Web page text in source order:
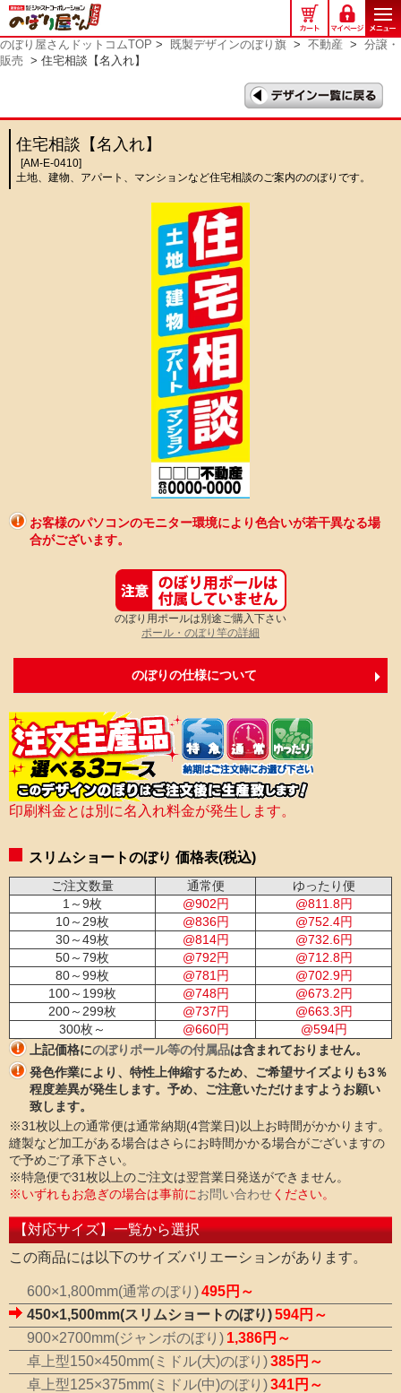
の
ぼ
り
屋
ド
コ
のぼり屋さんドットコムTOP > 既製デザインのぼり旗 > 不動産 > 分譲・
販売 > 住宅相談【名入れ】
住宅相談【名入れ】
[AM-E-0410]
土地、建物、アパート、マンションなど住宅相談のご案内ののぼりです。
お客様のパソコンのモニター環境により色合いが若干異なる場
合がございます。
のぼり用ポールは別途ご購入下さい
ポール・のぼり竿の詳細
のぼりの仕様について
印刷料金とは別に名入れ料金が発生します。
スリムショートのぼり 価格表(税込)
ご注文数量 通常便
ゆったり便
1～9枚
@902円 @811.8円
10～29枚
@836円 @752.4円
30～49枚
@814円 @732.6円
50～79枚
@792円 @712.8円
80～99枚
@781 円 @702.9円
100～199枚
@748円 @673.2円
200～299枚
@737円 @663.3円
300枚～
@660円 @594円
上記価格にのぼりポール等の付属品は含まれておりません。
発色作業により、特性上伸縮するため、ご希望サイズよりも3％
程度差異が発生します。予め、ご注意いただけますようお願い
致します。
※31枚以上の通常便は通常納期(4営業日)以上お時間がかかります。
縫製など加工がある場合はさらにお時間かかる場合がございますの
で予めご了承下さい。
※特急便で31枚以上のご注文は翌営業日発送ができません。
※いずれもお急ぎの場合は事前にお問い合わせください。
【対応サイズ】一覧から選択
この商品には以下のサイズバリエーションがあります。
600×1,800mm(通常のぼり)495円～
450×1,500mm(スリムショートのぼり)594円～
900×2700mm(ジャンボのぼり) 1,386円～
卓上型150×450mm(ミドル(大)のぼり)385円～
卓上型125×375mm(ミドル(中)のぼり)341円～